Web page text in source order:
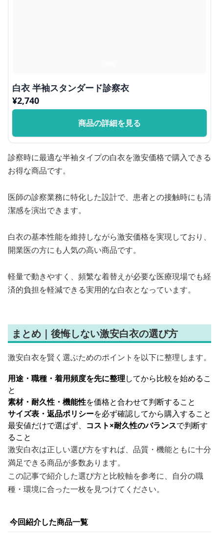
白衣 半袖スタンダード診察衣
¥2,740
商品の詳細を見る
診察時に最適な半袖タイプの白衣を激安価格で購入できる
お得な商品です。
医師の診察業務に特化した設計で、患者との接触時にも清
潔感を演出できます。
白衣の基本性能を維持しながら激安価格を実現しており、
開業医の方にも人気の高い商品です。
軽量で動きやすく、頻繁な着替えが必要な医療現場でも経
済的負担を軽減できる実用的な白衣となっています。
まとめ｜後悔しない激安白衣の選び方
激安白衣を賢く選ぶためのポイントを以下に整理します。
用途・職種・着用頻度を先に整理してから比較を始めるこ
と
素材・耐久性・機能性を価格と合わせて判断すること
サイズ表・返品ポリシーを必ず確認してから購入すること
最安値だけで選ばず、 コスト×耐久性のバランスで判断す
ること
激安白衣は正しい選び方をすれば、品質・機能ともに十分
満足できる商品が多数あります。
この記事で紹介した選び方と比較軸を参考に、自分の職
種・環境に合った一枚を見つけてください。
今回紹介した商品一覧